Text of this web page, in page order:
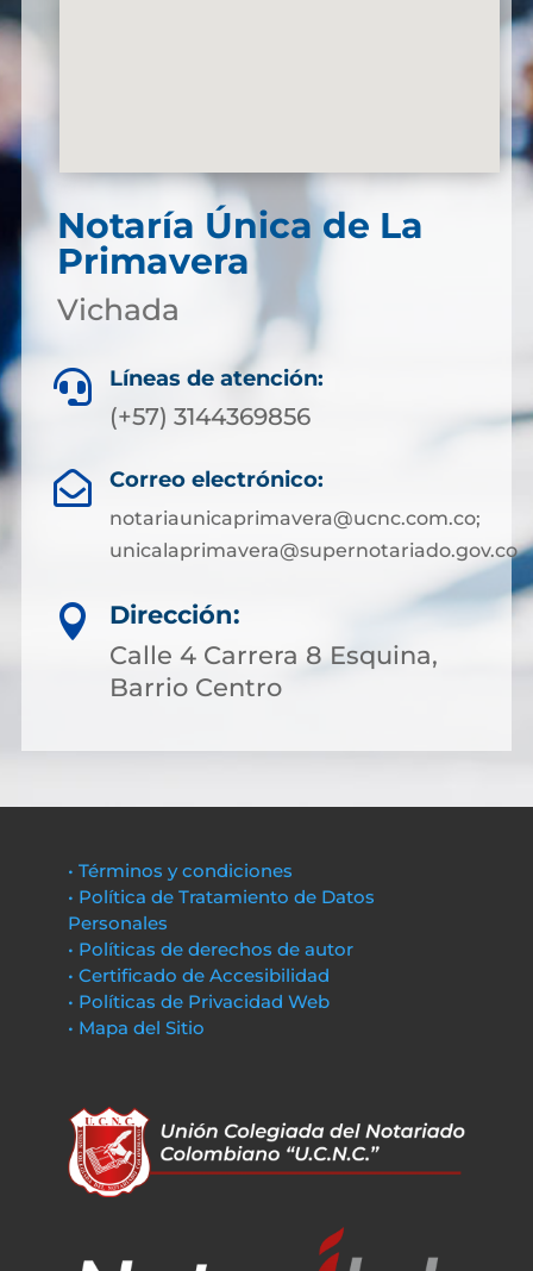
Notaría Única de La
Primavera
Vichada
 Líneas de atención:
(+57) 3144369856
 Correo electrónico:
notariaunicaprimavera@ucnc.com.co;
unicalaprimavera@supernotariado.gov.co

Dirección:
Calle 4 Carrera 8 Esquina,
Barrio Centro
• Términos y condiciones
• Política de Tratamiento de Datos
Personales
• Políticas de derechos de autor
• Certificado de Accesibilidad
• Políticas de Privacidad Web
• Mapa del Sitio